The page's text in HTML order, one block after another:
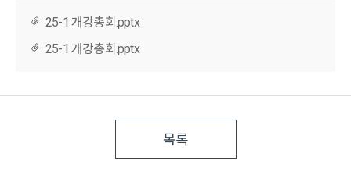
25-1 개강총회.pptx
25-1 개강총회.pptx
목록